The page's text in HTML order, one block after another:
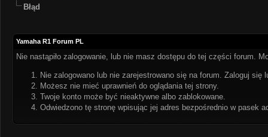
Błąd
Yamaha R1 Forum PL
Nie nastąpiło zalogowanie, lub nie masz dostępu do tej części forum.
Nie zalogowano lub nie zarejestrowano się na forum. Zaloguj się
Możesz nie mieć uprawnień do oglądania tej strony.
Twoje konto może być nieaktywne albo zablokowane.
Odwiedzono tę stronę wpisując jej adres bezpośrednio w pasek